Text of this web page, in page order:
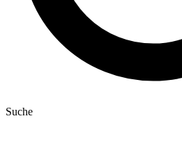
Suche